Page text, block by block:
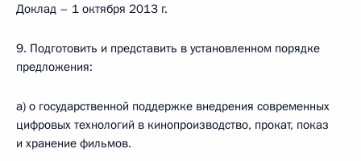
Доклад – 1 октября 2013 г.
9. Подготовить и представить в установленном порядке
предложения:
а) о государственной поддержке внедрения современных
цифровых технологий в кинопроизводство, прокат, показ
и хранение фильмов.